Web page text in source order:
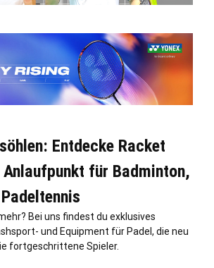
Entdecke Racket
für Badminton,
Bei uns findest du exklusives
und Equipment für Padel, die neu
fortgeschrittene Spieler.